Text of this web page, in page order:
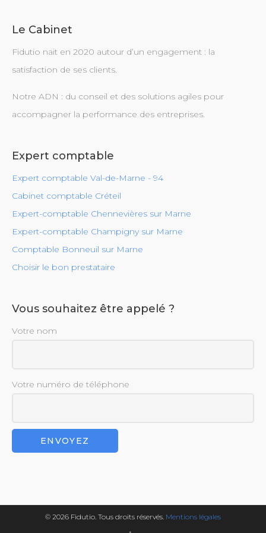
Le Cabinet
Fidutio nait en 2020 autour d’un engagement : la
satisfaction de ses clients.
Notre ADN : du conseil et des solutions agiles pour
accompagner la performance des entreprises.
Expert comptable
Expert comptable Val-de-Marne - 94
Cabinet comptable Créteil
Expert-comptable Chennevières sur Marne
Expert-comptable Champigny sur Marne
Comptable Bonneuil sur Marne
Choisir le bon prestataire
Vous souhaitez être appelé ?
Votre nom
Votre numéro de téléphone
© 2026 Fidutio. Tous droits réservés. Mentions légales